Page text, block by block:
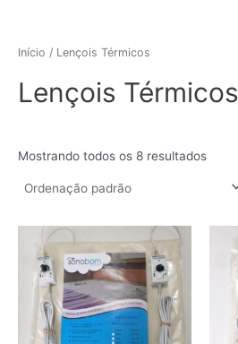
Início / Lençois Térmicos
Lençois Térmicos
Mostrando todos os 8 resultados
produto
tem
várias
variantes.
As